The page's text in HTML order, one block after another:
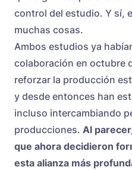
control del estudio. Y sí,
muchas cosas.
Ambos estudios ya
colaboración en octubre
reforzar la producción
y desde entonces han
incluso intercambiando
producciones. Al
que ahora decidieron
esta alianza más